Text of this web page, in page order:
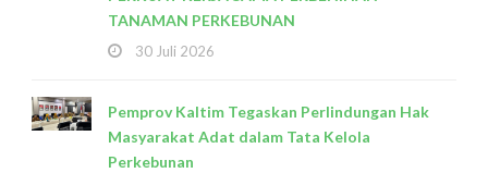
TANAMAN PERKEBUNAN
30 Juli 2026
Pemprov Kaltim Tegaskan Perlindungan Hak
Masyarakat Adat dalam Tata Kelola
Perkebunan